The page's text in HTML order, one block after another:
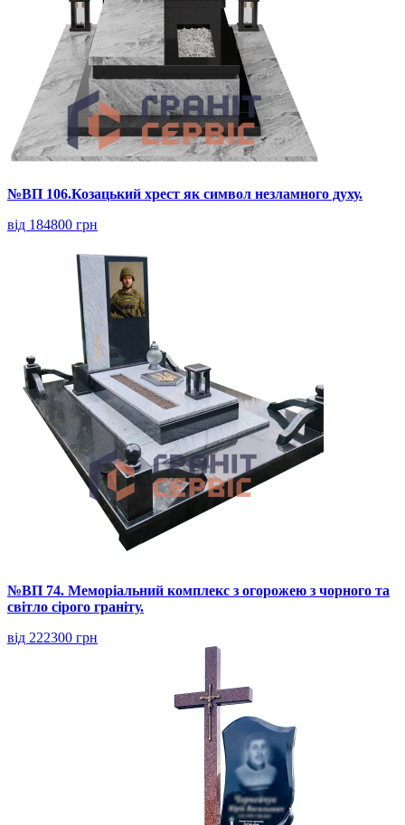
№ВП 106.Козацький хрест як символ незламного духу.
від 184800 грн
№ВП 74. Меморіальний комплекс з огорожею з чорного та
світло сірого граніту.
від 222300 грн